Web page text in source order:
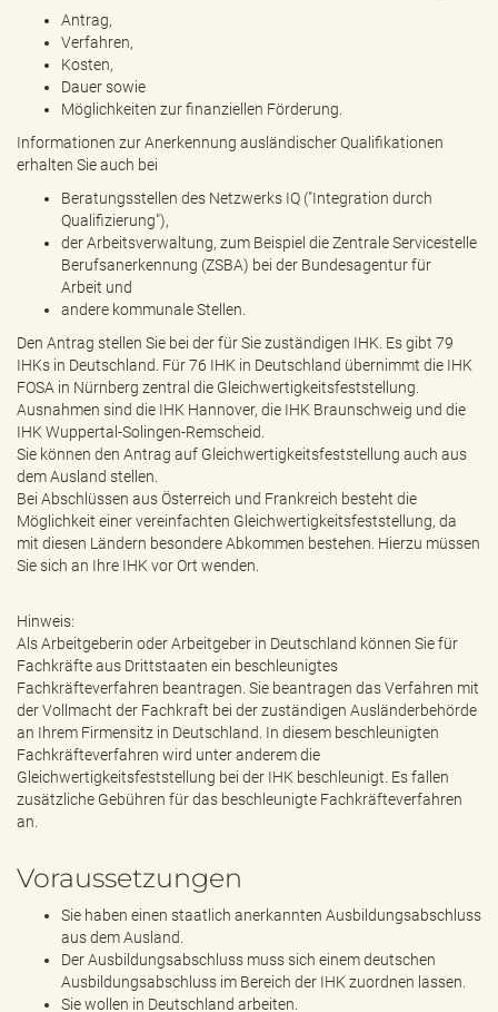
Antrag,
Verfahren,
Kosten,
Dauer sowie
Möglichkeiten zur finanziellen Förderung.
Informationen zur Anerkennung ausländischer Qualifikationen
erhalten Sie auch bei
Beratungsstellen des Netzwerks IQ ("Integration durch
Qualifizierung"),
der Arbeitsverwaltung, zum Beispiel die Zentrale Servicestelle
Berufsanerkennung (ZSBA) bei der Bundesagentur für
Arbeit und
andere kommunale Stellen.
Den Antrag stellen Sie bei der für Sie zuständigen IHK. Es gibt 79
IHKs in Deutschland. Für 76 IHK in Deutschland übernimmt die IHK
FOSA in Nürnberg zentral die Gleichwertigkeitsfeststellung.
Ausnahmen sind die IHK Hannover, die IHK Braunschweig und die
IHK Wuppertal-Solingen-Remscheid.
Sie können den Antrag auf Gleichwertigkeitsfeststellung auch aus
dem Ausland stellen.
Bei Abschlüssen aus Österreich und Frankreich besteht die
Möglichkeit einer vereinfachten Gleichwertigkeitsfeststellung, da
mit diesen Ländern besondere Abkommen bestehen. Hierzu müssen
Sie sich an Ihre IHK vor Ort wenden.
Hinweis:
Als Arbeitgeberin oder Arbeitgeber in Deutschland können Sie für
Fachkräfte aus Drittstaaten ein beschleunigtes
Fachkräfteverfahren beantragen. Sie beantragen das Verfahren mit
der Vollmacht der Fachkraft bei der zuständigen Ausländerbehörde
an Ihrem Firmensitz in Deutschland. In diesem beschleunigten
Fachkräfteverfahren wird unter anderem die
Gleichwertigkeitsfeststellung bei der IHK beschleunigt. Es fallen
zusätzliche Gebühren für das beschleunigte Fachkräfteverfahren
an.
Voraussetzungen
Sie haben einen staatlich anerkannten Ausbildungsabschluss
aus dem Ausland.
Der Ausbildungsabschluss muss sich einem deutschen
Ausbildungsabschluss im Bereich der IHK zuordnen lassen.
Sie wollen in Deutschland arbeiten.